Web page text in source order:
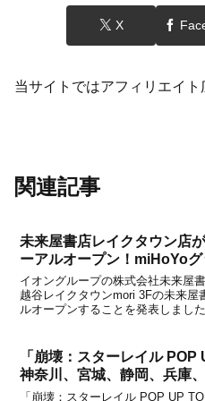
X
当サイトではアフィリエイト
関連記事
未来屋書店レイクタウン店
ーアルオープン！miHoYo
イオングループの株式会社未来屋
越谷レイクタウンmori 3Fの未来屋
ルオープンすることを発表しまし
「崩壊：スターレイル POP
神奈川、宮城、静岡、兵庫
「崩壊：スターレイル POP UP